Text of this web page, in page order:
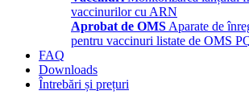
vaccinurilor cu ARN
Aprobat de OMS Aparate de
pentru vaccinuri listate de OMS
FAQ
Downloads
Întrebări și prețuri